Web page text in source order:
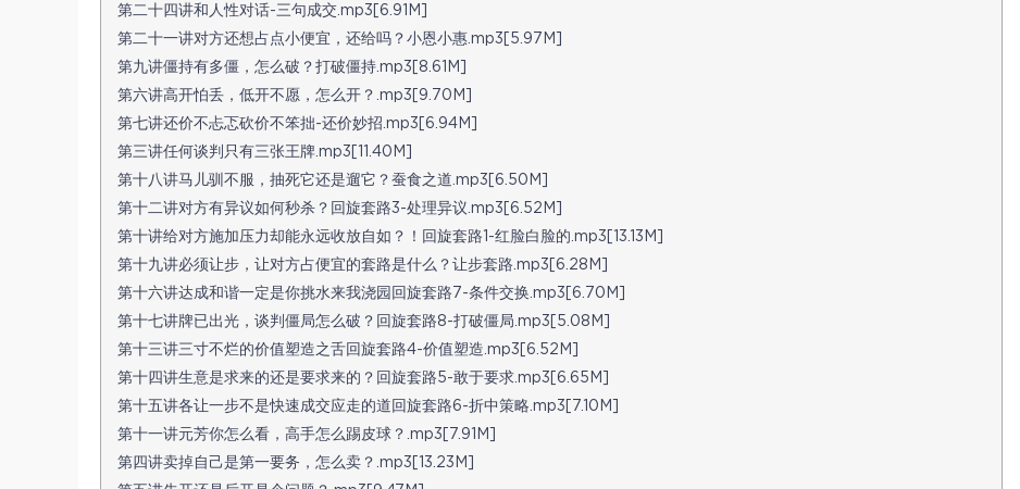
第二十四讲和人性对话-三句成交.mp3[6.91M]
第二十一讲对方还想占点小便宜，还给吗？小恩小惠.mp3[5.97M]
第九讲僵持有多僵，怎么破？打破僵持.mp3[8.61M]
第六讲高开怕丢，低开不愿，怎么开？.mp3[9.70M]
第七讲还价不忐忑砍价不笨拙-还价妙招.mp3[6.94M]
第三讲任何谈判只有三张王牌.mp3[11.40M]
第十八讲马儿驯不服，抽死它还是遛它？蚕食之道.mp3[6.50M]
第十二讲对方有异议如何秒杀？回旋套路3-处理异议.mp3[6.52M]
第十讲给对方施加压力却能永远收放自如？！回旋套路1-红脸白脸的.mp3[13.13M]
第十九讲必须让步，让对方占便宜的套路是什么？让步套路.mp3[6.28M]
第十六讲达成和谐一定是你挑水来我浇园回旋套路7-条件交换.mp3[6.70M]
第十七讲牌已出光，谈判僵局怎么破？回旋套路8-打破僵局.mp3[5.08M]
第十三讲三寸不烂的价值塑造之舌回旋套路4-价值塑造.mp3[6.52M]
第十四讲生意是求来的还是要求来的？回旋套路5-敢于要求.mp3[6.65M]
第十五讲各让一步不是快速成交应走的道回旋套路6-折中策略.mp3[7.10M]
第十一讲元芳你怎么看，高手怎么踢皮球？.mp3[7.91M]
第四讲卖掉自己是第一要务，怎么卖？.mp3[13.23M]